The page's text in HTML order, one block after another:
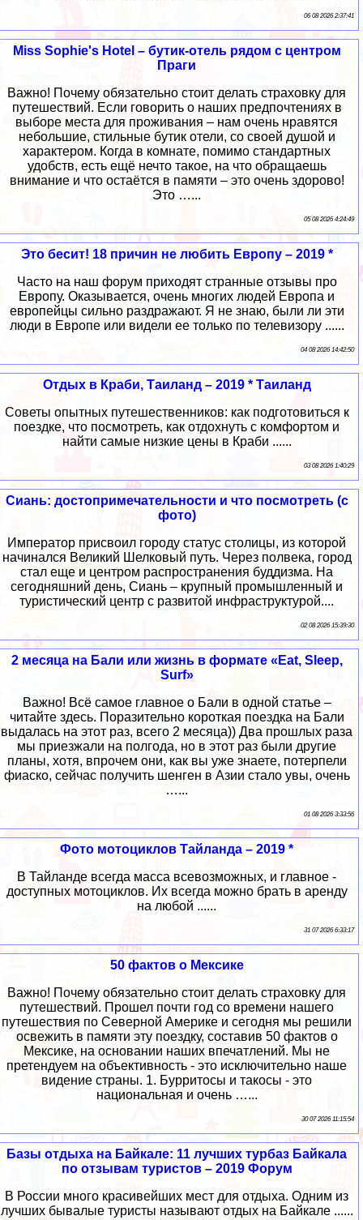
06 08 2026 2:37:41
Miss Sophie's Hotel – бутик-отель рядом с центром
Праги
Важно! Почему обязательно стоит делать страховку для
путешествий. Если говорить о наших предпочтениях в
выборе места для проживания – нам очень нравятся
небольшие, стильные бутик отели, со своей душой и
характером. Когда в комнате, помимо стандартных
удобств, есть ещё нечто такое, на что обращаешь
внимание и что остаётся в памяти – это очень здорово!
Это …...
05 08 2026 4:24:49
Это бесит! 18 причин не любить Европу – 2019 *
Часто на наш форум приходят странные отзывы про
Европу. Оказывается, очень многих людей Европа и
европейцы сильно раздражают. Я не знаю, были ли эти
люди в Европе или видели ее только по телевизору ......
04 08 2026 14:42:50
Отдых в Краби, Таиланд – 2019 * Таиланд
Советы опытных путешественников: как подготовиться к
поездке, что посмотреть, как отдохнуть с комфортом и
найти самые низкие цены в Краби ......
03 08 2026 1:40:29
Сиань: достопримечательности и что посмотреть (с
фото)
Император присвоил городу статус столицы, из которой
начинался Великий Шелковый путь. Через полвека, город
стал еще и центром распространения буддизма. На
сегодняшний день, Сиань – крупный промышленный и
туристический центр с развитой инфраструктурой....
02 08 2026 15:39:30
2 месяца на Бали или жизнь в формате «Eat, Sleep,
Surf»
Важно! Всё самое главное о Бали в одной статье –
читайте здесь. Поразительно короткая поездка на Бали
выдалась на этот раз, всего 2 месяца)) Два прошлых раза
мы приезжали на полгода, но в этот раз были другие
планы, хотя, впрочем они, как вы уже знаете, потерпели
фиаско, сейчас получить шенген в Азии стало увы, очень
…...
01 08 2026 3:33:56
Фото мотоциклов Тайланда – 2019 *
В Тайланде всегда масса всевозможных, и главное -
доступных мотоциклов. Их всегда можно брать в аренду
на любой ......
31 07 2026 6:33:17
50 фактов о Мексике
Важно! Почему обязательно стоит делать страховку для
путешествий. Прошел почти год со времени нашего
путешествия по Северной Америке и сегодня мы решили
освежить в памяти эту поездку, составив 50 фактов о
Мексике, на основании наших впечатлений. Мы не
претендуем на объективность - это исключительно наше
видение страны. 1. Бурритосы и такосы - это
национальная и очень …...
30 07 2026 11:15:54
Базы отдыха на Байкале: 11 лучших турбаз Байкала
по отзывам туристов – 2019 Форум
В России много красивейших мест для отдыха. Одним из
лучших бывалые туристы называют отдых на Байкале ......